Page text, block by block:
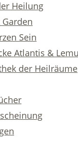
Heilung
Garden
Sein
Atlantis &
der Heilräume